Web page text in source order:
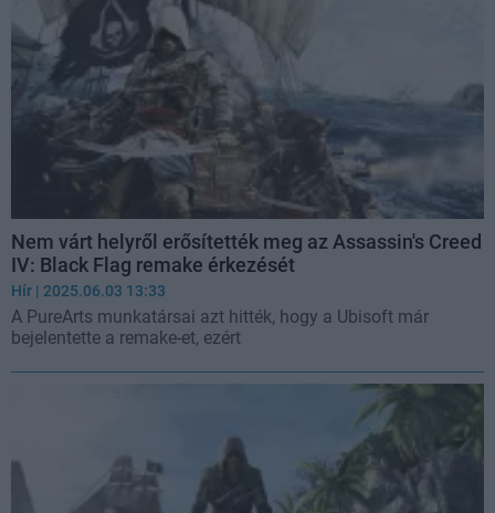
Nem várt helyről erősítették meg az Assassin's Creed
IV: Black Flag remake érkezését
Hír | 2025.06.03 13:33
A PureArts munkatársai azt hitték, hogy a Ubisoft már
bejelentette a remake-et, ezért